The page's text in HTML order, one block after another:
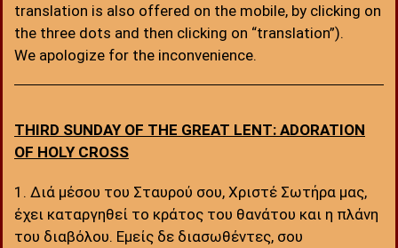
translation is also offered on the mobile, by clicking on
the three dots and then clicking on “translation”).
We apologize for the inconvenience.
THIRD SUNDAY OF THE GREAT LENT: ADORATION
OF HOLY CROSS
1. Διά μέσου του Σταυρού σου, Χριστέ Σωτήρα μας,
έχει καταργηθεί το κράτος του θανάτου και η πλάνη
του διαβόλου. Εμείς δε διασωθέντες, σου